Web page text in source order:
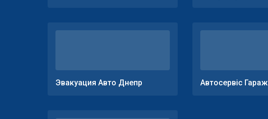
Эвакуация Авто Днепр Автосервіс Гараж